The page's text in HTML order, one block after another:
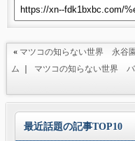
« マツコの知らない世界 永谷
ム ｜
マツコの知らない世界 バ
最近話題の記事TOP10